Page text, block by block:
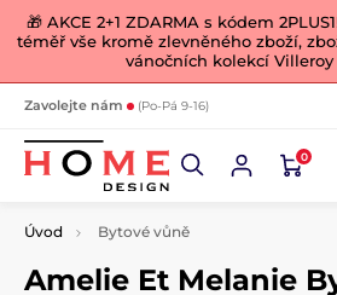
🎁 AKCE 2+1 ZDARMA s kódem
téměř vše kromě zlevněného zboží,
vánočních kolekcí Villeroy
Zavolejte nám (Po-Pá 9-16)
0
Úvod Bytové vůně
Amelie Et Melanie